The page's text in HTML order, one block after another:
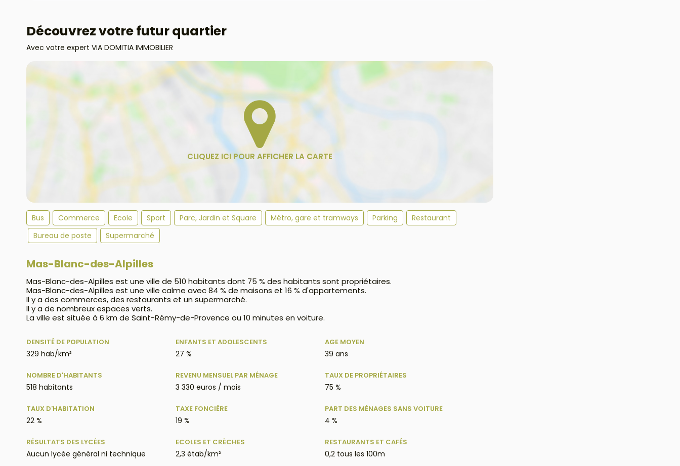
Découvrez votre futur quartier
Avec votre expert VIA DOMITIA IMMOBILIER
Bus Commerce Ecole Sport Parc, Jardin et Square Métro, gare et tramways Parking
Restaurant
Bureau de poste
Supermarché
Mas-Blanc-des-Alpilles
Mas-Blanc-des-Alpilles est une ville de 510 habitants dont 75 % des habitants sont propriétaires.
Mas-Blanc-des-Alpilles est une ville calme avec 84 % de maisons et 16 % d'appartements.
Il y a des commerces, des restaurants et un supermarché.
Il y a de nombreux espaces verts.
La ville est située à 6 km de Saint-Rémy-de-Provence ou 10 minutes en voiture.
DENSITÉ DE POPULATION
329 hab/km²
ENFANTS ET ADOLESCENTS
27 %
AGE MOYEN
39 ans
NOMBRE D'HABITANTS
518 habitants
REVENU MENSUEL PAR MÉNAGE
3 330 euros / mois
TAUX DE PROPRIÉTAIRES
75 %
TAUX D'HABITATION
22 %
TAXE FONCIÈRE
19 %
PART DES MÉNAGES SANS VOITURE
4 %
RÉSULTATS DES LYCÉES
Aucun lycée général ni technique
ECOLES ET CRÈCHES
2,3 étab/km²
RESTAURANTS ET CAFÉS
0,2 tous les 100m